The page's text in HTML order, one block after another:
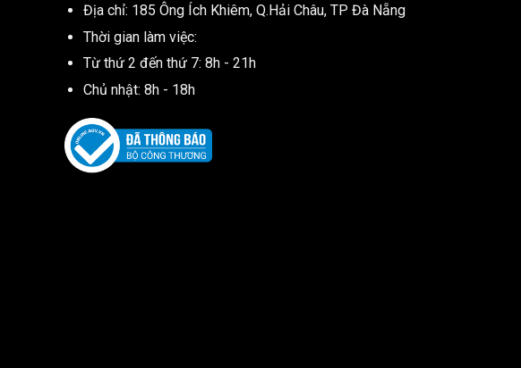
Địa chỉ: 185 Ông Ích Khiêm, Q.Hải Châu, TP Đà Nẵng
Thời gian làm việc:
Từ thứ 2 đến thứ 7: 8h - 21h
Chủ nhật: 8h - 18h